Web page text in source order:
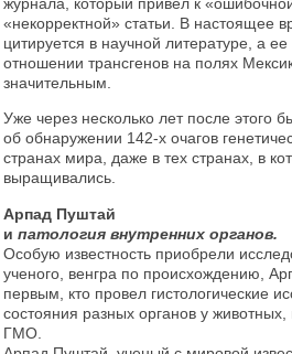
«некорректной» статьи. В настоящее
цитируется в научной литературе, а
отношении трансгенов на полях
значительным.
Уже через несколько лет после этого
об обнаружении 142-х очагов
странах мира, даже в тех странах, в
выращивались.
Арпад Пуштай
и патология внутренних органов.
Особую известность приобрели
ученого, венгра по происхождению,
первым, кто провел гистологические
состояния разных органов у
ГМО.